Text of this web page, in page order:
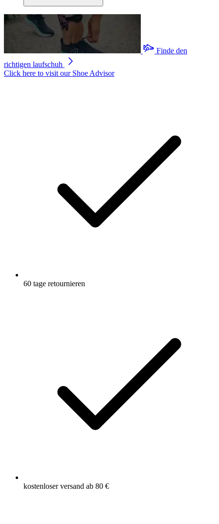
Finde den
richtigen laufschuh
Click here to visit our Shoe Advisor
60 tage retournieren
kostenloser versand ab 80 €